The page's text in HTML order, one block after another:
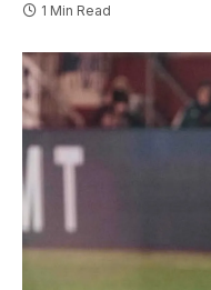
1 Min Read